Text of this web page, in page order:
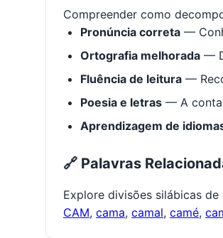
Compreender como
Pronúncia correta —
Ortografia melhorada —
Fluência de leitura —
Poesia e letras — A
Aprendizagem de
🔗 Palavras
Explore divisões silábicas
CAM, cama, camal, camé,